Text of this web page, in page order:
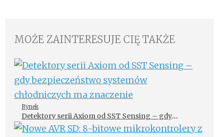
MOŻE ZAINTERESUJE CIĘ TAKŻE
Rynek
Detektory serii Axiom od SST Sensing – gdy
bezpieczeństwo systemów chłodniczych ma